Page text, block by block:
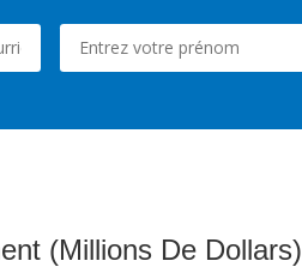
(Millions De Dollars)